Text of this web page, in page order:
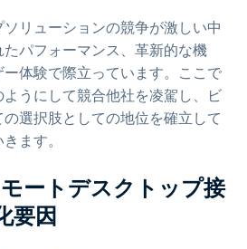
リューションの競争が激しい中
パフォーマンス、革新的な機
体験で際立っています。ここで
うにして競合他社を凌駕し、ビ
選択肢としての地位を確立して
ます。
ートデスクトップ接
要因